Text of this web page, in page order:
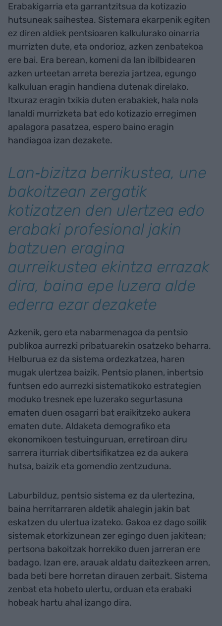
Erabakigarria eta garrantzitsua da kotizazio
hutsuneak saihestea. Sistemara ekarpenik egiten
ez diren aldiek pentsioaren kalkulurako oinarria
murrizten dute, eta ondorioz, azken zenbatekoa
ere bai. Era berean, komeni da lan ibilbidearen
azken urteetan arreta berezia jartzea, egungo
kalkuluan eragin handiena dutenak direlako.
Itxuraz eragin txikia duten erabakiek, hala nola
lanaldi murrizketa bat edo kotizazio erregimen
apalagora pasatzea, espero baino eragin
handiagoa izan dezakete.
Lan‑bizitza berrikustea, une
bakoitzean zergatik
kotizatzen den ulertzea edo
erabaki profesional jakin
batzuen eragina
aurreikustea ekintza errazak
dira, baina epe luzera alde
ederra ezar dezakete
Azkenik, gero eta nabarmenagoa da pentsio
publikoa aurrezki pribatuarekin osatzeko beharra.
Helburua ez da sistema ordezkatzea, haren
mugak ulertzea baizik. Pentsio planen, inbertsio
funtsen edo aurrezki sistematikoko estrategien
moduko tresnek epe luzerako segurtasuna
ematen duen osagarri bat eraikitzeko aukera
ematen dute. Aldaketa demografiko eta
ekonomikoen testuinguruan, erretiroan diru
sarrera iturriak dibertsifikatzea ez da aukera
hutsa, baizik eta gomendio zentzuduna.
Laburbilduz, pentsio sistema ez da ulertezina,
baina herritarraren aldetik ahalegin jakin bat
eskatzen du ulertua izateko. Gakoa ez dago soilik
sistemak etorkizunean zer egingo duen jakitean;
pertsona bakoitzak horrekiko duen jarreran ere
badago. Izan ere, arauak aldatu daitezkeen arren,
bada beti bere horretan dirauen zerbait. Sistema
zenbat eta hobeto ulertu, orduan eta erabaki
hobeak hartu ahal izango dira.